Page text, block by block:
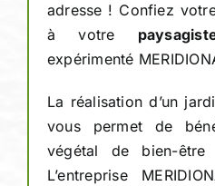
adresse ! Confiez
à votre
expérimenté
La réalisation d’un
vous permet de
végétal de bien-
L’entreprise